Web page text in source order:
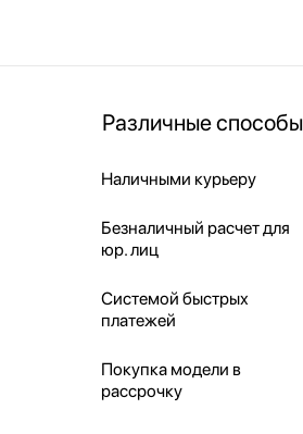
Различные
Наличными курьеру
Безналичный расчет для
юр. лиц
Системой быстрых
платежей
Покупка модели в
рассрочку